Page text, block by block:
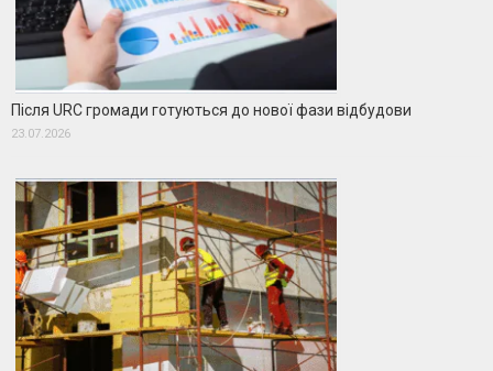
Після URC громади готуються до нової фази відбудови
23.07.2026